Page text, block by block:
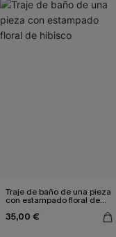
Traje de baño de una pieza
con estampado floral de
35,00 €